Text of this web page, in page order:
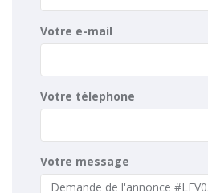
Votre e-mail
Votre télephone
Votre message